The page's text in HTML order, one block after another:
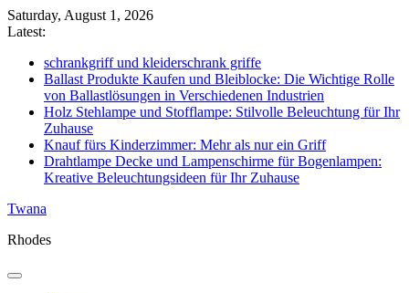
Skip
to
Saturday, August 1, 2026
Latest:
schrankgriff und kleiderschrank griffe
Ballast Produkte Kaufen und Bleiblocke: Die Wichtige Rolle
von Ballastlösungen in Verschiedenen Industrien
Holz Stehlampe und Stofflampe: Stilvolle Beleuchtung für Ihr
Zuhause
Knauf fürs Kinderzimmer: Mehr als nur ein Griff
Drahtlampe Decke und Lampenschirme für Bogenlampen:
Kreative Beleuchtungsideen für Ihr Zuhause
Twana
Rhodes